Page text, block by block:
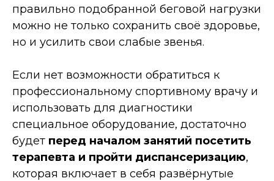
правильно подобранной беговой нагрузки
можно не только сохранить своё здоровье,
но и усилить свои слабые звенья.
Если нет возможности обратиться к
профессиональному спортивному врачу и
использовать для диагностики
специальное оборудование, достаточно
будет перед началом занятий посетить
терапевта и пройти диспансеризацию,
которая включает в себя развёрнутые